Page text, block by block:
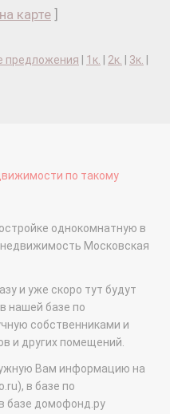
карте
предложения 1к. 2к. 3к.
по такому
однокомнатную в
Московская
и уже скоро тут будут
нашей базе по
собственниками и
и других помещений.
Вам информацию на
в базе по
базе домофонд.ру